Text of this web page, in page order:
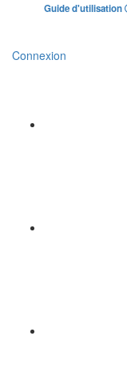
Guide d'utilisation
Connexion